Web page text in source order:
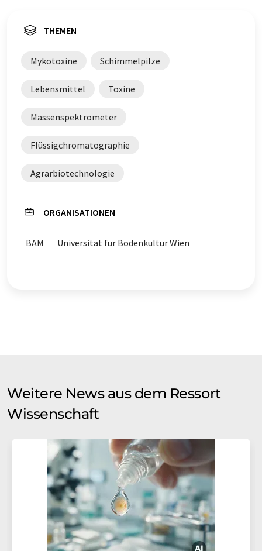
THEMEN
Mykotoxine Schimmelpilze
Lebensmittel Toxine
Massenspektrometer
Flüssigchromatographie
Agrarbiotechnologie
ORGANISATIONEN
BAM Universität für Bodenkultur Wien
Weitere News aus dem Ressort
Wissenschaft